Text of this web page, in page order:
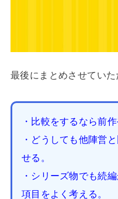
最後にまとめさせていた
・比較をするなら前作
・どうしても他陣営
せる。
・シリーズ物でも続
項目をよく考える。